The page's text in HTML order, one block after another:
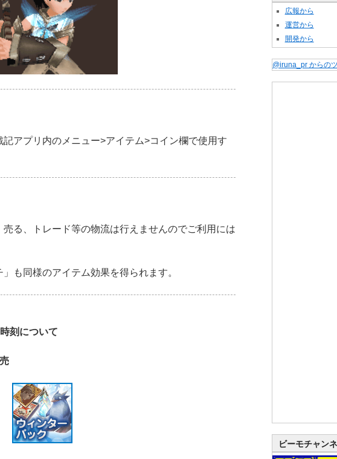
記アプリ内のメニュー>アイテム>コイン欄で使用す
売る、トレード等の物流は行えませんのでご利用には
も同様のアイテム効果を得られます。
刻について
広報から
運営から
開発から
@iruna_pr からの
ビーモチャン